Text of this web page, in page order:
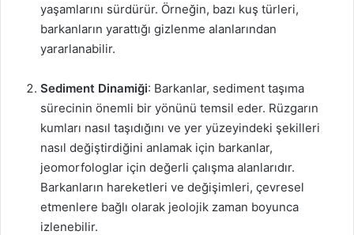
yaşamlarını sürdürür. Örneğin, bazı kuş türleri,
barkanların yarattığı gizlenme alanlarından
yararlanabilir.
Sediment Dinamiği: Barkanlar, sediment taşıma
sürecinin önemli bir yönünü temsil eder. Rüzgarın
kumları nasıl taşıdığını ve yer yüzeyindeki şekilleri
nasıl değiştirdiğini anlamak için barkanlar,
jeomorfologlar için değerli çalışma alanlarıdır.
Barkanların hareketleri ve değişimleri, çevresel
etmenlere bağlı olarak jeolojik zaman boyunca
izlenebilir.